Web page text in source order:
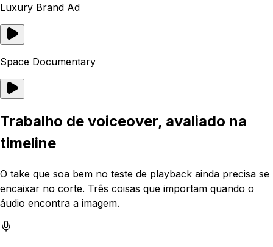
Luxury Brand Ad
Space Documentary
Trabalho de voiceover, avaliado na
timeline
O take que soa bem no teste de playback ainda precisa se
encaixar no corte. Três coisas que importam quando o
áudio encontra a imagem.